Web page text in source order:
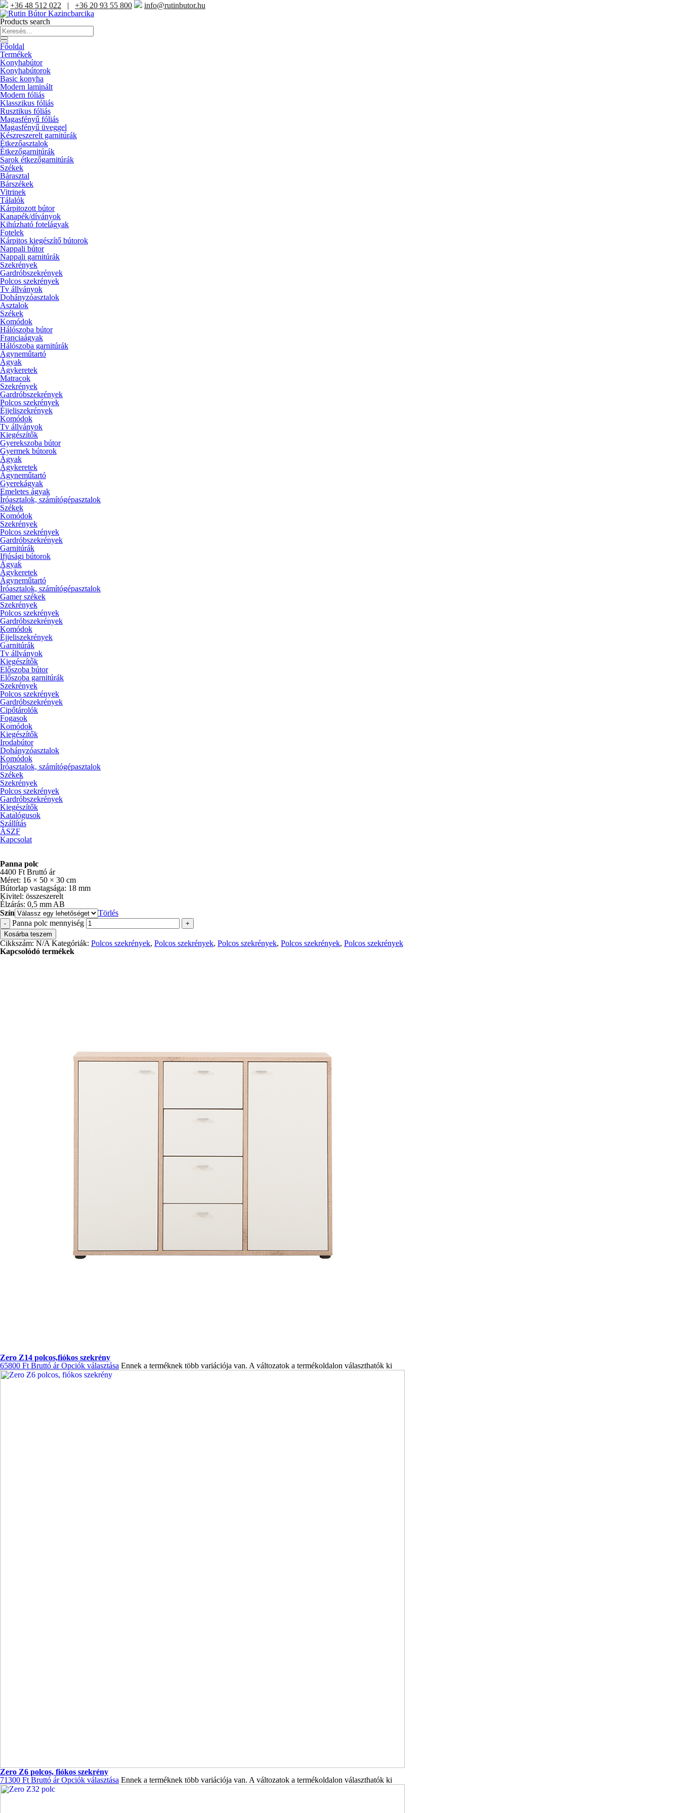
+36 48 512 022 | +36 20 93 55 800
info@rutinbutor.hu
Products search
Főoldal
Termékek
Konyhabútor
Konyhabútorok
Basic konyha
Modern laminált
Modern fóliás
Klasszikus fóliás
Rusztikus fóliás
Magasfényű fóliás
Magasfényű üveggel
Készreszerelt garnitúrák
Étkezőasztalok
Étkezőgarnitúrák
Sarok étkezőgarnitúrák
Székek
Bárasztal
Bárszékek
Vitrinek
Tálalók
Kárpitozott bútor
Kanapék/díványok
Kihúzható fotelágyak
Fotelek
Kárpitos kiegészítő bútorok
Nappali bútor
Nappali garnitúrák
Szekrények
Gardróbszekrények
Polcos szekrények
Tv állványok
Dohányzóasztalok
Asztalok
Székek
Komódok
Hálószoba bútor
Franciaágyak
Hálószoba garnitúrák
Ágyneműtartó
Ágyak
Ágykeretek
Matracok
Szekrények
Gardróbszekrények
Polcos szekrények
Éjjeliszekrények
Komódok
Tv állványok
Kiegészítők
Gyerekszoba bútor
Gyermek bútorok
Ágyak
Ágykeretek
Ágyneműtartó
Gyerekágyak
Emeletes ágyak
Íróasztalok, számítógépasztalok
Székek
Komódok
Szekrények
Polcos szekrények
Gardróbszekrények
Garnitúrák
Ifjúsági bútorok
Ágyak
Ágykeretek
Ágyneműtartó
Íróasztalok, számítógépasztalok
Gamer székek
Szekrények
Polcos szekrények
Gardróbszekrények
Komódok
Éjjeliszekrények
Garnitúrák
Tv állványok
Kiegészítők
Előszoba bútor
Előszoba garnitúrák
Szekrények
Polcos szekrények
Gardróbszekrények
Cipőtárolók
Fogasok
Komódok
Kiegészítők
Irodabútor
Dohányzóasztalok
Komódok
Íróasztalok, számítógépasztalok
Székek
Szekrények
Polcos szekrények
Gardróbszekrények
Kiegészítők
Katalógusok
Szállítás
ÁSZF
Kapcsolat
Panna polc
4400 Ft Bruttó ár
Méret: 16 × 50 × 30 cm
Bútorlap vastagsága: 18 mm
Kivitel: összeszerelt
Élzárás: 0,5 mm AB
Szín
Törlés
- Panna polc mennyiség
+
Kosárba teszem
Cikkszám: N/A Kategóriák: Polcos szekrények, Polcos szekrények, Polcos szekrények, Polcos szekrények, Polcos szekrények
Kapcsolódó termékek
Zero Z14 polcos,fiókos szekrény
65800 Ft Bruttó ár Opciók választása Ennek a terméknek több variációja van. A változatok a termékoldalon választhatók ki
Zero Z6 polcos, fiókos szekrény
71300 Ft Bruttó ár Opciók választása Ennek a terméknek több variációja van. A változatok a termékoldalon választhatók ki